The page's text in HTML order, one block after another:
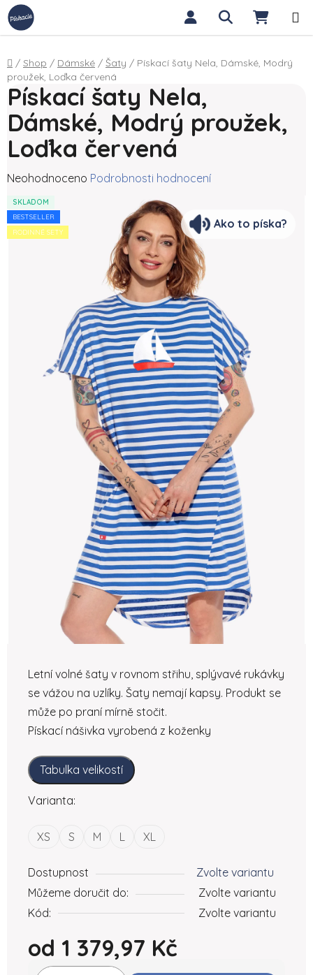
Přejít na obsah Hledat
Domů
/ Shop / Dámské / Šaty / Pískací šaty Nela, Dámské, Modrý
proužek, Loďka červená
Letní volné šaty v rovnom střihu, splývavé rukávky
se vážou na uzlíky. Šaty nemají kapsy. Produkt se
může po praní mírně stočit.
Pískací nášivka vyrobená z koženky
Tabulka velikostí
Varianta:
XS S M L XL
Dostupnost
Zvolte variantu
Můžeme doručit do:
Zvolte variantu
Kód:
Zvolte variantu
od 1 379,97 Kč
Měrná cena:
Pískací šaty Nela,
Dámské, Modrý proužek,
Loďka červená
Průměrné hodnocení produktu je 0,0 z 5 hvězdiček.
Neohodnoceno Podrobnosti hodnocení
SKLADOM
BESTSELLER
RODINNÉ SETY
Ako to píska?